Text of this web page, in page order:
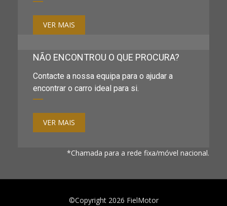
VER MAIS
NÃO ENCONTROU O QUE PROCURA?
Contacte a nossa equipa para o ajudar a
encontrar o carro ideal para si.
VER MAIS
*Chamada para a rede fixa/móvel nacional.
©Copyright 2026 FielMotor